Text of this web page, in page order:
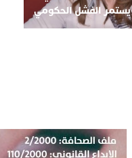
الفشل الحكومي